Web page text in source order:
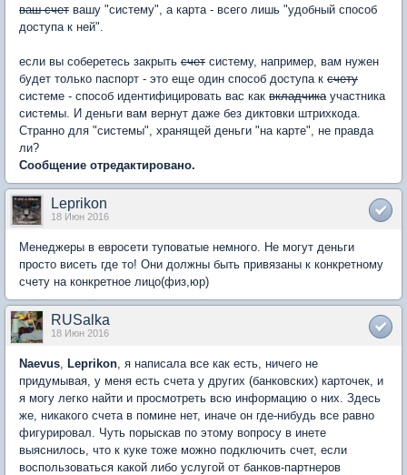
ваш счет вашу "систему", а карта - всего лишь "удобный способ
доступа к ней".
если вы соберетесь закрыть счет систему, например, вам нужен
будет только паспорт - это еще один способ доступа к счету
системе - способ идентифицировать вас как вкладчика участника
системы. И деньги вам вернут даже без диктовки штрихкода.
Странно для "системы", хранящей деньги "на карте", не правда
ли?
Сообщение отредактировано.
Leprikon
18 Июн 2016
Менеджеры в евросети туповатые немного. Не могут деньги
просто висеть где то! Они должны быть привязаны к конкретному
счету на конкретное лицо(физ,юр)
RUSalka
18 Июн 2016
Naevus Leprikon , я написала все как есть, ничего не
придумывая, у меня есть счета у других (банковских) карточек, и
я могу легко найти и просмотреть всю информацию о них. Здесь
же, никакого счета в помине нет, иначе он где-нибудь все равно
фигурировал. Чуть порыскав по этому вопросу в инете
выяснилось, что к куке тоже можно подключить счет, если
воспользоваться какой либо услугой от банков-партнеров